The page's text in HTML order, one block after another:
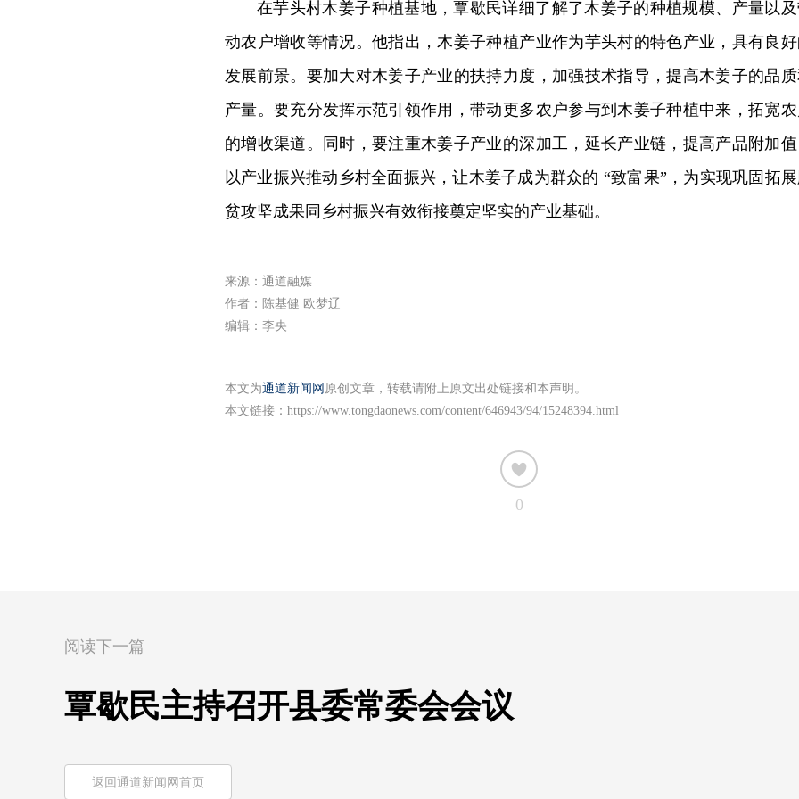
在芋头村木姜子种植基地，覃歇民详细了解了木姜子的种植规模、产量以
动农户增收等情况。他指出，木姜子种植产业作为芋头村的特色产业，具有良
发展前景。要加大对木姜子产业的扶持力度，加强技术指导，提高木姜子的品质
产量。要充分发挥示范引领作用，带动更多农户参与到木姜子种植中来，拓宽
的增收渠道。同时，要注重木姜子产业的深加工，延长产业链，提高产品附加值
以产业振兴推动乡村全面振兴，让木姜子成为群众的 “致富果”，为实现巩固拓
贫攻坚成果同乡村振兴有效衔接奠定坚实的产业基础。
来源：通道融媒
作者：陈基健 欧梦辽
编辑：李央
本文为通道新闻网 原创文章，转载请附上原文出处链接和本声明。
本文链接： https://www.tongdaonews.com/content/646943/94/15248394.html
0
阅读下一篇
覃歇民主持召开县委常委会会议
返回通道新闻网首页